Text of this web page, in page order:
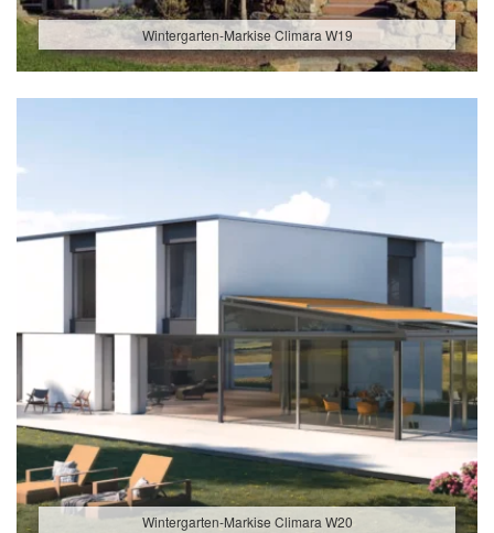
Wintergarten-Markise Climara W19
Wintergarten-Markise Climara W20